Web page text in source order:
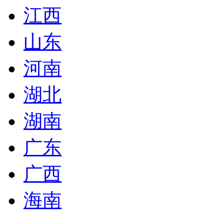
江西
山东
河南
湖北
湖南
广东
广西
海南